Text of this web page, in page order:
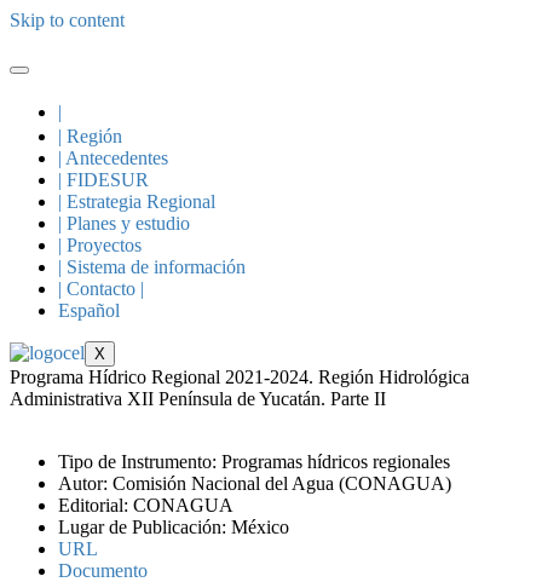
Skip to content
|
| Región
| Antecedentes
| FIDESUR
| Estrategia Regional
| Planes y estudio
| Proyectos
| Sistema de información
| Contacto |
Español
X
Programa Hídrico Regional 2021-2024. Región Hidrológica
Administrativa XII Península de Yucatán. Parte II
Tipo de Instrumento: Programas hídricos regionales
Autor: Comisión Nacional del Agua (CONAGUA)
Editorial: CONAGUA
Lugar de Publicación: México
URL
Documento